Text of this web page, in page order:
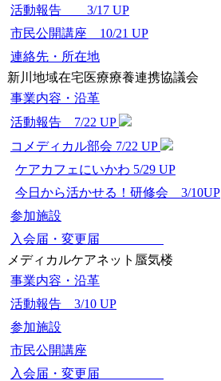
活動報告 3/17 UP
市民公開講座 10/21 UP
連絡先・所在地
新川地域在宅医療療養連携協議会
事業内容・沿革
活動報告 7/22 UP
コメディカル部会 7/22 UP
ケアカフェにいかわ 5/29 UP
今日から活かせる！研修会 3/10UP
参加施設
入会届・変更届
メディカルケアネット蜃気楼
事業内容・沿革
活動報告 3/10 UP
参加施設
市民公開講座
入会届・変更届